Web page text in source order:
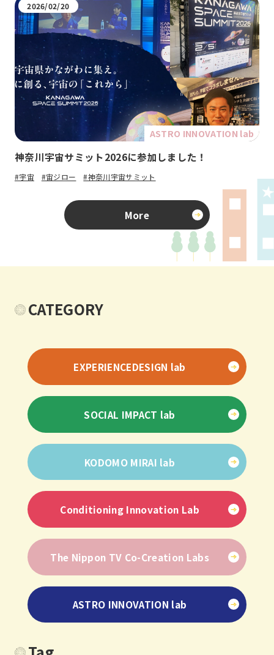
2026/02/20
ASTRO INNOVATION lab
神奈川宇宙サミット2026に参加しました！
#宇宙 #宙ジロー #神奈川宇宙サミット
More
CATEGORY
EXPERIENCEDESIGN lab
SOCIAL IMPACT lab
KODOMO MIRAI lab
Conditioning Innovation Lab
The Nippon TV Co-Creation Labs
ASTRO INNOVATION lab